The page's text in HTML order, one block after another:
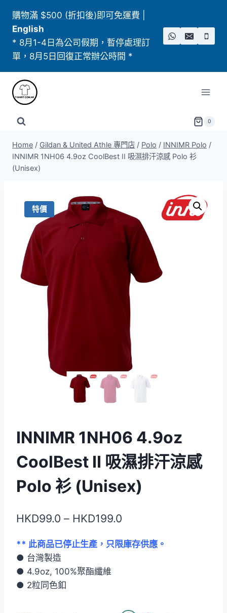
content
購物滿 $500 (折扣後)即可免運費
English
* 8月1-4日為公司假期，暫停處理訂
單，8月5日回復正常辦公時間 *
0
Home / Gildan & United Athle 專門店 / Polo / INNIMR Polo /
INNIMR 1NH06 4.9oz CoolBest II 吸濕排汗涼感 Polo 衫
(Unisex)
特價
INNIMR 1NH06 4.9oz
CoolBest II 吸濕排汗涼感
Polo 衫 (Unisex)
HKD99.0 – HKD199.0
範
** 此商品已停止生產，只限庫存供應。
● 台灣製造
● 4.9oz, 100%聚酯纖維
● 2粒同色釦